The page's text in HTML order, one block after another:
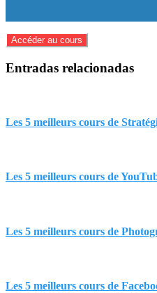
Accéder au cours
Entradas relacionadas
Les 5 meilleurs cours de
Les 5 meilleurs cours de
Les 5 meilleurs cours de
Les 5 meilleurs cours de